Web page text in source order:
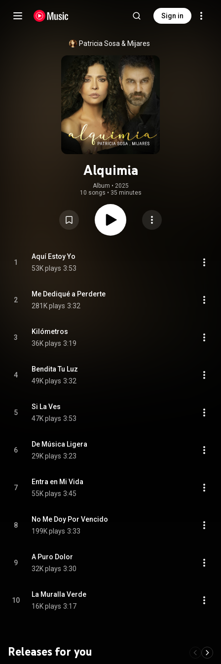
Sign in
Patricia Sosa & Mijares
Alquimia
Album • 2025
10 songs • 35 minutes
1
Aquí Estoy Yo
53K plays 3:53
2
Me Dediqué a Perderte
281K plays 3:32
3
Kilómetros
36K plays 3:19
4
Bendita Tu Luz
49K plays 3:32
5
Si La Ves
47K plays 3:53
6
De Música Ligera
29K plays 3:23
7
Entra en Mi Vida
55K plays 3:45
8
No Me Doy Por Vencido
199K plays 3:33
9
A Puro Dolor
32K plays 3:30
10
La Muralla Verde
16K plays 3:17
Releases for you